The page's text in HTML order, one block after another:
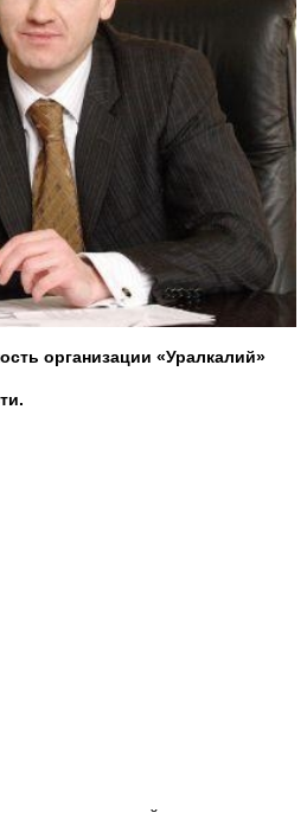
организации «Уралкалий»